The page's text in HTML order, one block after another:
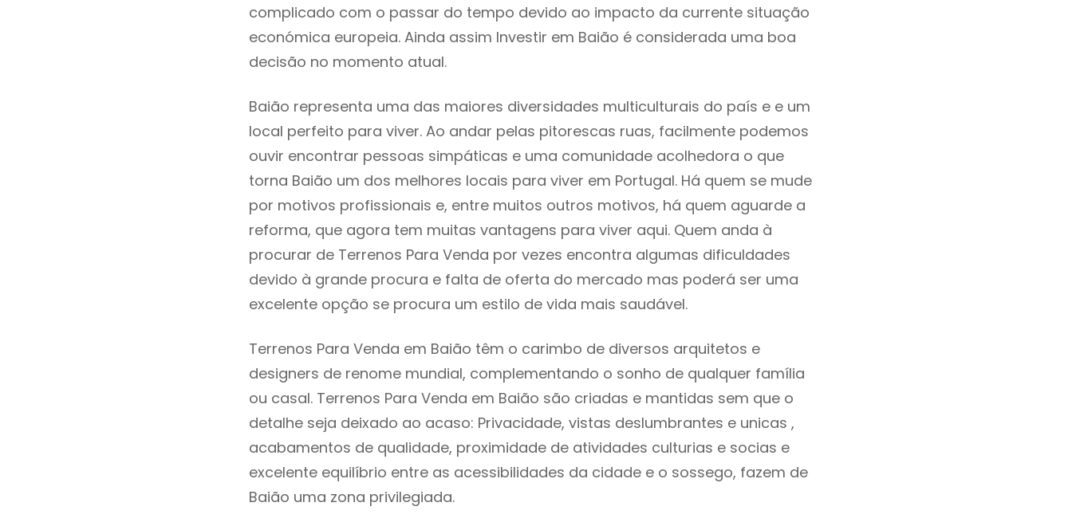
complicado com o passar do tempo devido ao impacto da currente situação
económica europeia. Ainda assim Investir em Baião é considerada uma boa
decisão no momento atual.
Baião representa uma das maiores diversidades multiculturais do país e e um
local perfeito para viver. Ao andar pelas pitorescas ruas, facilmente podemos
ouvir encontrar pessoas simpáticas e uma comunidade acolhedora o que
torna Baião um dos melhores locais para viver em Portugal. Há quem se mude
por motivos profissionais e, entre muitos outros motivos, há quem aguarde a
reforma, que agora tem muitas vantagens para viver aqui. Quem anda à
procurar de Terrenos Para Venda por vezes encontra algumas dificuldades
devido à grande procura e falta de oferta do mercado mas poderá ser uma
excelente opção se procura um estilo de vida mais saudável.
Terrenos Para Venda em Baião têm o carimbo de diversos arquitetos e
designers de renome mundial, complementando o sonho de qualquer família
ou casal. Terrenos Para Venda em Baião são criadas e mantidas sem que o
detalhe seja deixado ao acaso: Privacidade, vistas deslumbrantes e unicas ,
acabamentos de qualidade, proximidade de atividades culturias e socias e
excelente equilíbrio entre as acessibilidades da cidade e o sossego, fazem de
Baião uma zona privilegiada.